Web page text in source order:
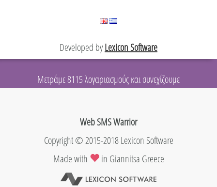
Developed byLexicon Software
Μετράμε 8115 λογαριασμούς και συνεχίζουμε
Web SMS Warrior
Copyright © 2015-2018 Lexicon Software
Made with
in Giannitsa Greece